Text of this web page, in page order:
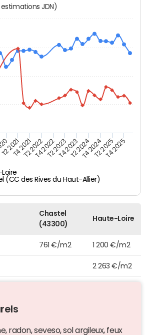
: estimations JDN)
(CC des Rives du Haut-Allier)
T2 2021T4 2021T2 2022T4 2022T2 2023T4 2023T2 2024T4 2024T2 2025T4 2025
Chastel
(43300)
Haute-Loire
761 €/m2 1 200 €/m2
2 263 €/m2
radon, seveso, sol argileux, feux